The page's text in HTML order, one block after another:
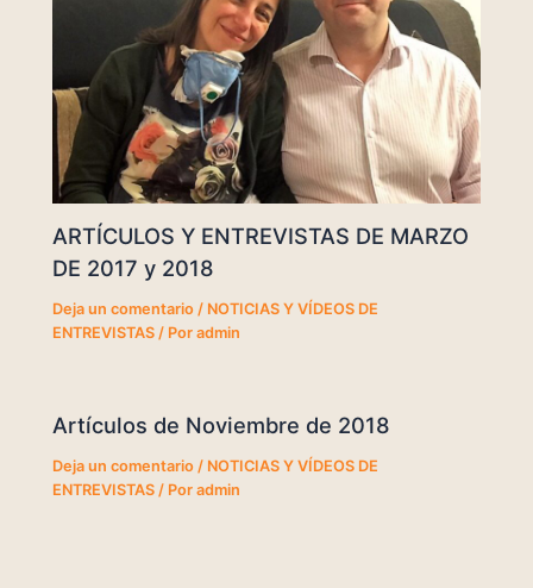
ARTÍCULOS Y ENTREVISTAS DE MARZO
DE 2017 y 2018
Deja un comentario / NOTICIAS Y VÍDEOS DE
ENTREVISTAS / Poradmin
Artículos de Noviembre de 2018
Deja un comentario / NOTICIAS Y VÍDEOS DE
ENTREVISTAS / Poradmin